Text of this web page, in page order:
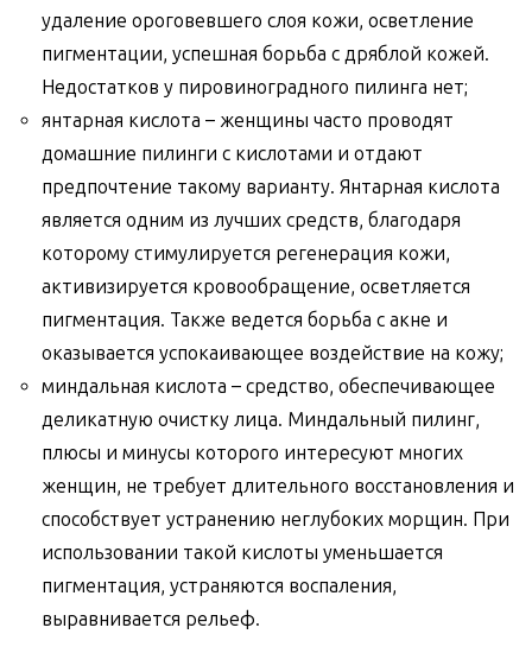
удаление ороговевшего слоя кожи, осветление
пигментации, успешная борьба с дряблой кожей.
Недостатков у пировиноградного пилинга нет;
янтарная кислота – женщины часто проводят
домашние пилинги с кислотами и отдают
предпочтение такому варианту. Янтарная кислота
является одним из лучших средств, благодаря
которому стимулируется регенерация кожи,
активизируется кровообращение, осветляется
пигментация. Также ведется борьба с акне и
оказывается успокаивающее воздействие на кожу;
миндальная кислота – средство, обеспечивающее
деликатную очистку лица. Миндальный пилинг,
плюсы и минусы которого интересуют многих
женщин, не требует длительного восстановления и
способствует устранению неглубоких морщин. При
использовании такой кислоты уменьшается
пигментация, устраняются воспаления,
выравнивается рельеф.